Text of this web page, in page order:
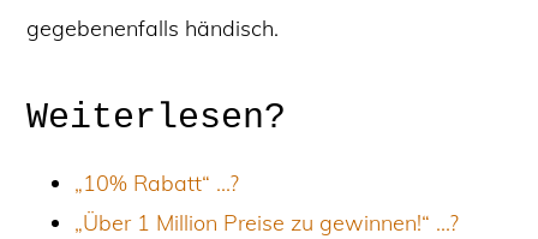
gegebenenfalls händisch.
Weiterlesen?
„10% Rabatt“ …?
„Über 1 Million Preise zu gewinnen!“ …?